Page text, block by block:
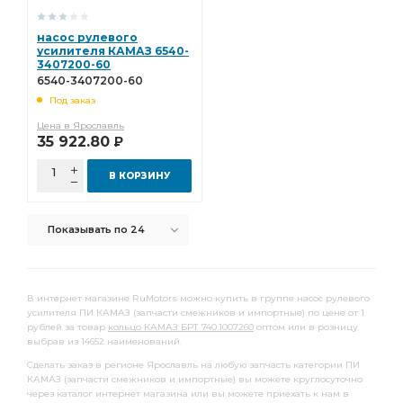
блок управления
камера тормозная тип тяга сошки рулевого
тяга сошки рулевого управления
сошки рулевого управления
сошки рулевого управления КАМАЗ
тормоза ан. задней рессоры
рядный КАМАЗ ШААЗ КАМАЗ Автоарматура
отбора мощности КАМАЗ УралАТИ
кабины КАМАЗ
электромагнитный КАМАЗ РОДИНА КАМАЗ РОДИНА
насос рулевого
усилителя КАМАЗ 6540-
3407200-60
6540-3407200-60
Под заказ
Цена в Ярославль
35 922.80 Р
В КОРЗИНУ
Показывать по 24
В интернет магазине RuMotors можно купить в группе насос рулевого
усилителя ПИ КАМАЗ (запчасти смежников и импортные) по цене от 1
рублей за товар кольцо КАМАЗ БРТ 740.1007260 оптом или в розницу
выбрав из 14652 наименований.
Сделать заказ в регионе Ярославль на любую запчасть категории ПИ
КАМАЗ (запчасти смежников и импортные) вы можете круглосуточно
через каталог интернет магазина или вы можете приехать к нам в